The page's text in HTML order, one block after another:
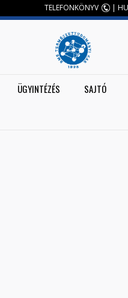
TELEFONKÖNYV | HU
ÜGYINTÉZÉS SAJTÓ